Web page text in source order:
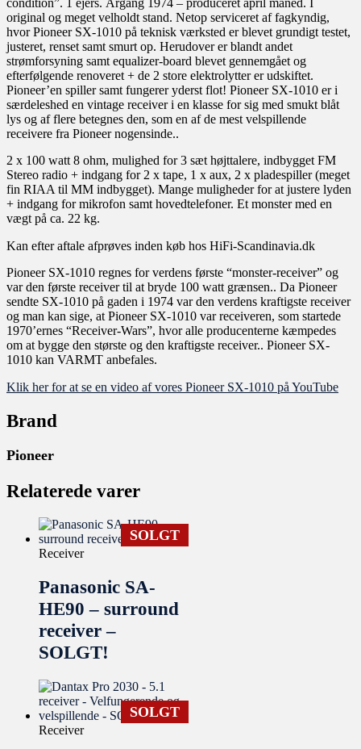
original og meget velholdt stand. Netop serviceret af fagkyndig,
hvor Pioneer SX-1010 på teknisk værksted er blevet grundigt testet,
justeret, renset samt smurt op. Herudover er blandt andet
strømforsyning samt equalizer-board blevet gennemgået og
efterfølgende renoveret + de 2 store elektrolytter er udskiftet.
Pioneer’en spiller samt fungerer yderst flot! Pioneer SX-1010 er i
særdeleshed en vintage receiver i en klasse for sig med smukt blåt
lys og af flere betegnes den, som en af de mest velspillende
receivere fra Pioneer nogensinde..
2 x 100 watt 8 ohm, mulighed for 3 sæt højttalere, indbygget FM
Stereo radio + indgang for 2 x tape, 1 x aux, 2 x pladespiller (meget
fin RIAA til MM indbygget). Mange muligheder for at justere lyden
+ indgang for mikrofon samt hovedtelefoner. Et monster med en
vægt på ca. 22 kg.
Kan efter aftale afprøves inden køb hos HiFi-Scandinavia.dk
Pioneer SX-1010 regnes for verdens første “monster-receiver” og
var den første receiver til at bryde 100 watt grænsen.. Da Pioneer
sendte SX-1010 på gaden i 1974 var den verdens kraftigste receiver
og man kan sige, at Pioneer SX-1010 var receiveren, som startede
1970’ernes “Receiver-Wars”, hvor alle producenterne kæmpedes
om at bygge den største og den kraftigste receiver.. Pioneer SX-
1010 kan VARMT anbefales.
Klik her for at se en video af vores Pioneer SX-1010 på YouTube
Brand
Pioneer
Relaterede varer
SOLGT
Receiver
Panasonic SA-
HE90 – surround
receiver –
SOLGT!
SOLGT
Receiver